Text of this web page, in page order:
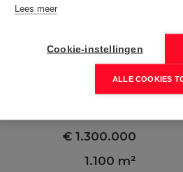
Moraira 6
€ 1.300.000
1.100 m²
Lees meer
Cookie-instellingen
ALLE COOKIES